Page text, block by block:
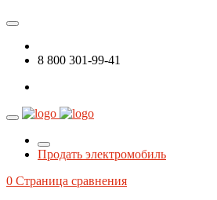
8 800 301-99-41
Продать электромобиль
0 Страница сравнения